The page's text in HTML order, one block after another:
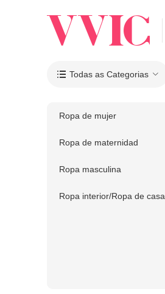
 Todas as Categorias
Ropa de mujer
Ropa de maternidad
Ropa masculina
Ropa interior/Ropa de casa